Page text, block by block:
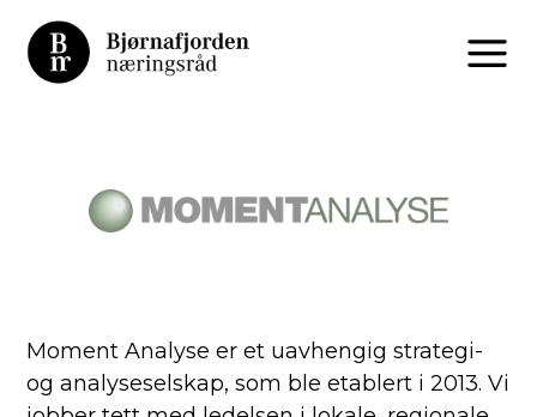
Moment Analyse er et uavhengig strategi-
og analyseselskap, som ble etablert i 2013. Vi